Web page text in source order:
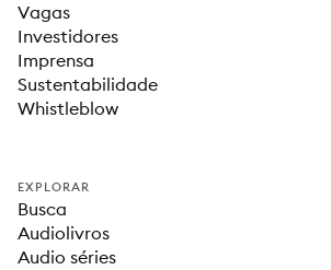
Vagas
Investidores
Imprensa
Sustentabilidade
Whistleblow
EXPLORAR
Busca
Audiolivros
Audio séries